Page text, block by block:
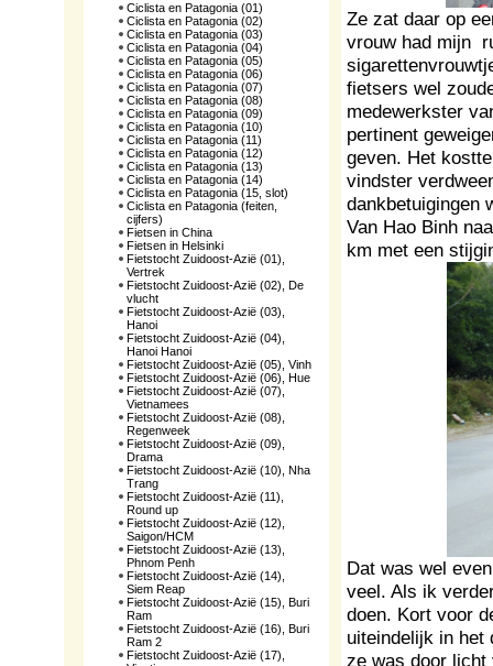
Ciclista en Patagonia (01)
Ciclista en Patagonia (02)
Ciclista en Patagonia (03)
Ciclista en Patagonia (04)
Ciclista en Patagonia (05)
Ciclista en Patagonia (06)
Ciclista en Patagonia (07)
Ciclista en Patagonia (08)
Ciclista en Patagonia (09)
Ciclista en Patagonia (10)
Ciclista en Patagonia (11)
Ciclista en Patagonia (12)
Ciclista en Patagonia (13)
Ciclista en Patagonia (14)
Ciclista en Patagonia (15, slot)
Ciclista en Patagonia (feiten,
cijfers)
Fietsen in China
Fietsen in Helsinki
Fietstocht Zuidoost-Azië (01),
Vertrek
Fietstocht Zuidoost-Azië (02), De
vlucht
Fietstocht Zuidoost-Azië (03),
Hanoi
Fietstocht Zuidoost-Azië (04),
Hanoi Hanoi
Fietstocht Zuidoost-Azië (05), Vinh
Fietstocht Zuidoost-Azië (06), Hue
Fietstocht Zuidoost-Azië (07),
Vietnamees
Fietstocht Zuidoost-Azië (08),
Regenweek
Fietstocht Zuidoost-Azië (09),
Drama
Fietstocht Zuidoost-Azië (10), Nha
Trang
Fietstocht Zuidoost-Azië (11),
Round up
Fietstocht Zuidoost-Azië (12),
Saigon/HCM
Fietstocht Zuidoost-Azië (13),
Phnom Penh
Fietstocht Zuidoost-Azië (14),
Siem Reap
Fietstocht Zuidoost-Azië (15), Buri
Ram
Fietstocht Zuidoost-Azië (16), Buri
Ram 2
Fietstocht Zuidoost-Azië (17),
Ze zat daar op
vrouw had mijn
fietsers wel
medewerkster
pertinent
geven. Het
vindster
dankbetuigingen
Van Hao Binh
km met een
Dat was wel
veel. Als ik
doen. Kort voor
uiteindelijk in het
ze was door licht